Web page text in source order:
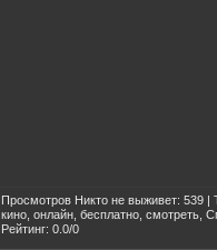
Просмотров Никто не выживет: 539 |
кино, онлайн, бесплатно, смотреть,
Рейтинг: 0.0/0